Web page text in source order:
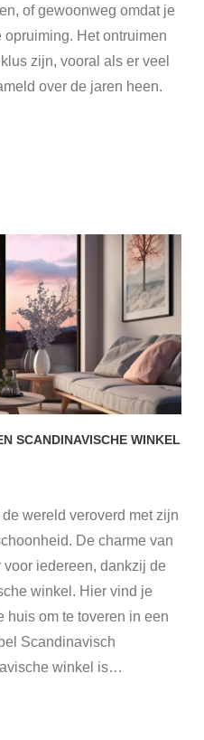
of gewoonweg omdat je
opruiming. Het ontruimen
zijn, vooral als er veel
over de jaren heen.
SCANDINAVISCHE WINKEL
wereld veroverd met zijn
De charme van
iedereen, dankzij de
winkel. Hier vind je
huis om te toveren in een
Scandinavisch
winkel is…